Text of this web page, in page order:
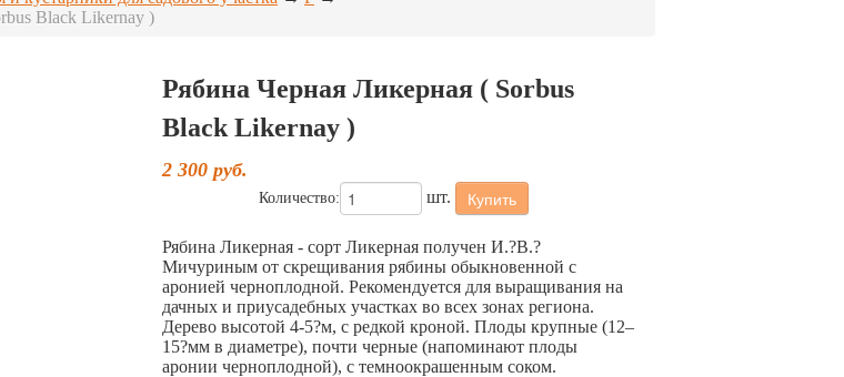
Black Likernay )
Рябина Черная Ликерная ( Sorbus
Black Likernay )
2 300 руб.
Количество: шт. Купить
Рябина Ликерная - сорт Ликерная получен И.?В.?
Мичуриным от скрещивания рябины обыкновенной с
аронией черноплодной. Рекомендуется для выращивания на
дачных и приусадебных участках во всех зонах региона.
Дерево высотой 4-5?м, с редкой кроной. Плоды крупные (12–
15?мм в диаметре), почти черные (напоминают плоды
аронии черноплодной), с темноокрашенным соком.